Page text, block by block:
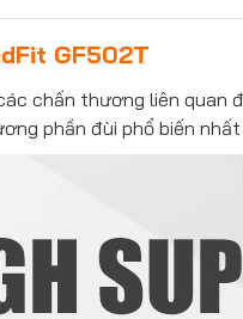
GF502T
chấn thương liên quan
phần đùi phổ biến